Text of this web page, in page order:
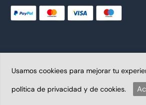
Copyright © 2026 Abancay |
Abancay S.A.C. | Plataforma
Usamos cookiees para mejorar tu
política de privacidad y de cookies.